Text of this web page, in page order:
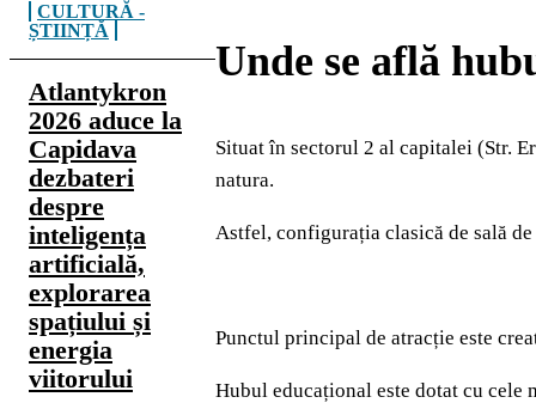
CULTURĂ -
ȘTIINȚĂ
Atlantykron
2026 aduce la
Capidava
dezbateri
despre
inteligența
artificială,
explorarea
spațiului și
energia
viitorului
Unde se află
Situat în sectorul 2 al capitalei (Str.
natura.
Astfel, configurația clasică de sală
Punctul principal de atracție este
Hubul educațional este dotat cu cele